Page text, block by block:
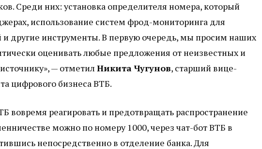
Среди них: установка определителя номера, который
использование систем фрод-мониторинга для
другие инструменты. В первую очередь, мы просим наших
оценивать любые предложения от неизвестных и
— отметил Никита Чугунов, старший вице-
цифрового бизнеса ВТБ.
вовремя реагировать и предотвращать распространение
можно по номеру 1000, через чат-бот ВТБ в
непосредственно в отделение банка. Для